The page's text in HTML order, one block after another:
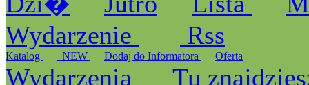
Wydarzenie
Rss
Katalog _NEW Dodaj do Informatora Oferta
Wydarzenia
Tu